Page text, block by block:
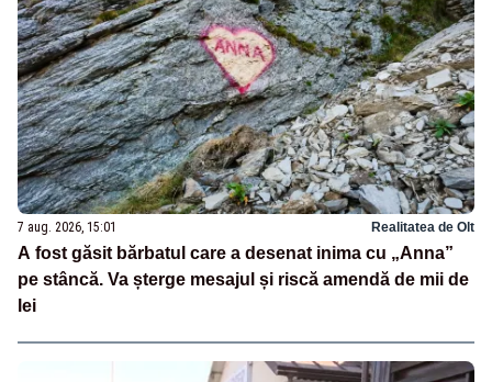
7 aug. 2026, 15:01 Realitatea de Olt
A fost găsit bărbatul care a desenat inima cu „Anna”
pe stâncă. Va șterge mesajul și riscă amendă de mii de
lei